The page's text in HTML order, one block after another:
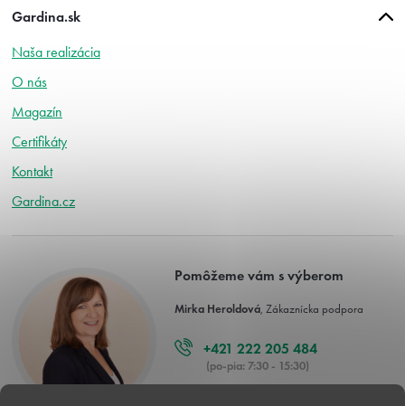
Gardina.sk
Naša realizácia
O nás
Magazín
Certifikáty
Kontakt
Gardina.cz
Pomôžeme vám s výberom
Mirka Heroldová , Zákaznícka podpora
+421 222 205 484
(po-pia: 7:30 - 15:30)